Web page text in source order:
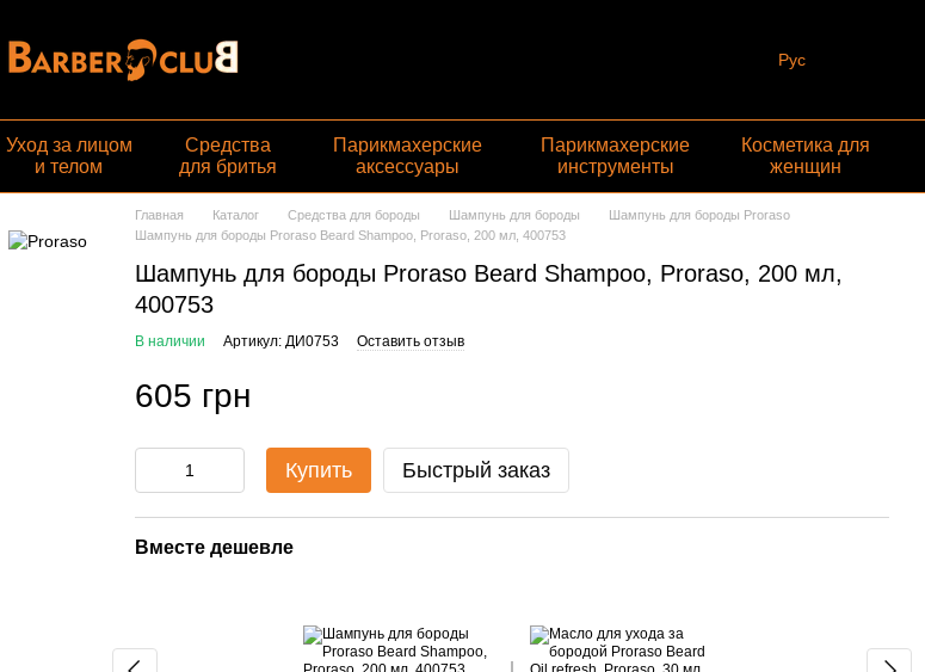
Рус
Уход за лицом
и телом
Средства
для бритья
Парикмахерские
аксессуары
Парикмахерские
инструменты
Косметика для
женщин
Главная Каталог Средства для бороды Шампунь для бороды
Шампунь для бороды Proraso
Шампунь для бороды Proraso Beard Shampoo, Proraso, 200 мл, 400753
Шампунь для бороды Proraso Beard Shampoo, Proraso, 200 мл,
400753
В наличии Артикул: ДИ0753 Оставить отзыв
605 грн
Купить Быстрый заказ
Вместе дешевле